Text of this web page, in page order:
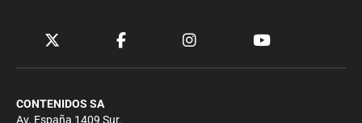
CONTENIDOS SA